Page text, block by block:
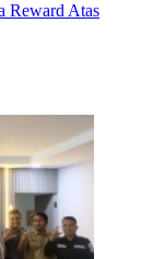
Reward Atas